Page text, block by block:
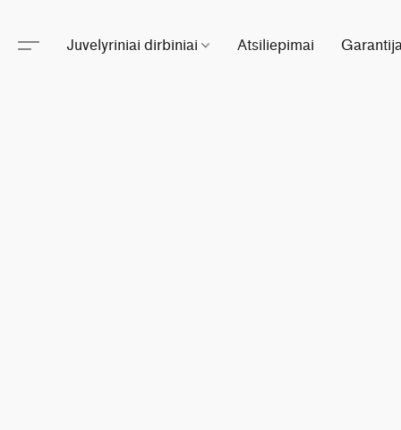
Juvelyriniai dirbiniai Atsiliepimai